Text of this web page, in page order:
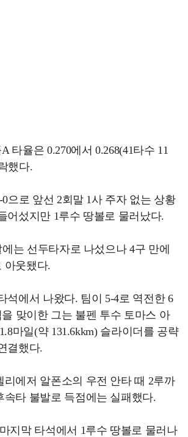
타율은 0.270에서 0.268(41타수 11
했다.
으로 앞선 2회말 1사 주자 없는 상황
어섰지만 1루수 땅볼로 물러났다.
는 선두타자로 나섰으나 4구 만에
아웃됐다.
석에서 나왔다. 팀이 5-4로 역전한 6
맞이한 그는 불펜 투수 토마스 아
마일(약 131.6kkm) 슬라이더를 공략
결했다.
리에저 알폰소의 우전 안타 때 2루까
속타 불발로 득점에는 실패했다.
지막 타석에서 1루수 땅볼로 물러나